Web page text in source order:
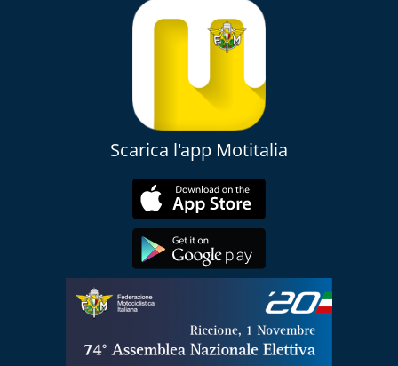
Scarica l'app Motitalia